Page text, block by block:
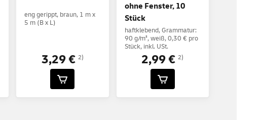
eng gerippt, braun, 1 m x
5 m (B x L)
3,29 € 2)
ohne Fenster, 10
Stück
haftklebend, Grammatur:
90 g/m², weiß, 0,30 € pro
Stück, inkl. USt.
2,99 €2)